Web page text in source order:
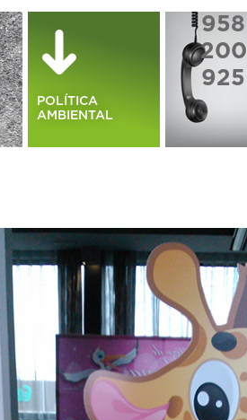
POLÍTICA
AMBIENTAL
958
200
925